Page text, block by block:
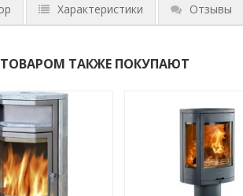
Характеристики Отзывы
ТАКЖЕ ПОКУПАЮТ